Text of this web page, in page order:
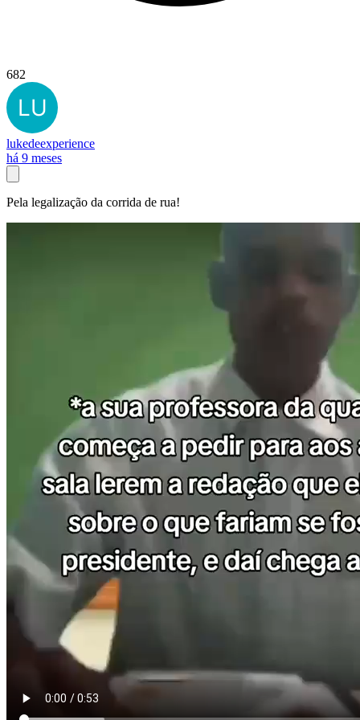
682
lukedeexperience
há 9 meses
Pela legalização da corrida de rua!